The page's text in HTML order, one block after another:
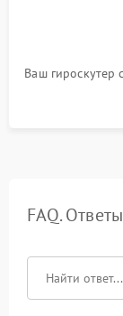
Ваш гироскутер
FAQ.